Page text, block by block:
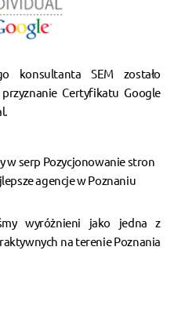
konsultanta SEM zostało
Certyfikatu Google
wyróżnieni jako jedna z
na terenie Poznania